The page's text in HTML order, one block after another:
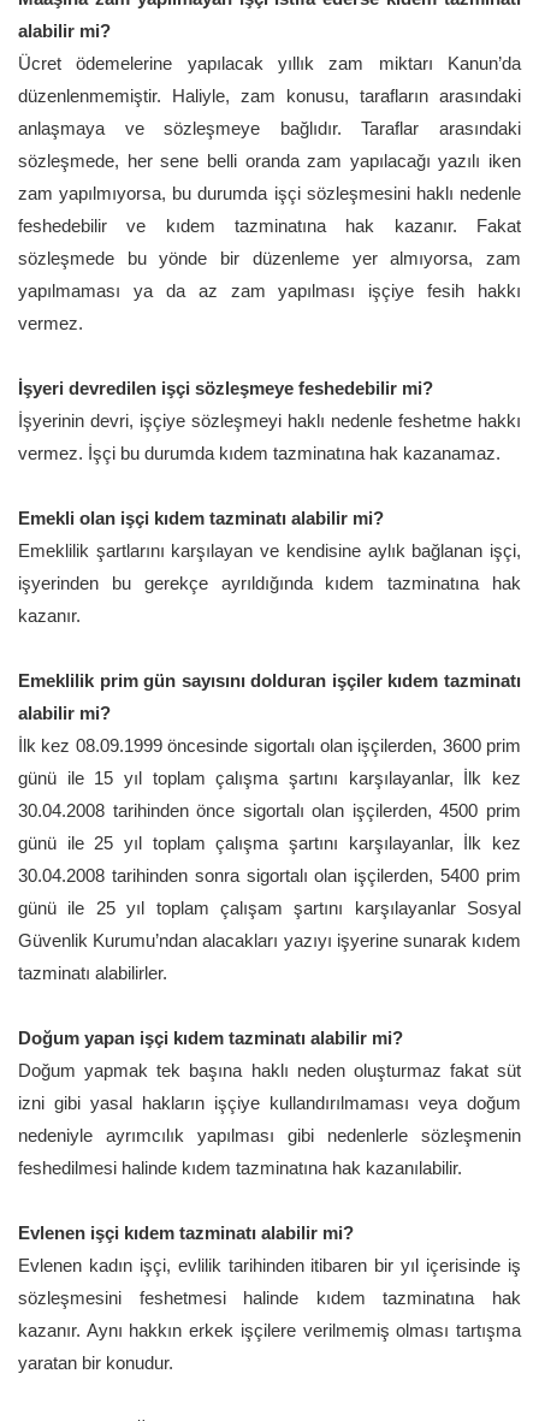
alabilir mi?
Ücret ödemelerine yapılacak yıllık zam miktarı Kanun’da
düzenlenmemiştir. Haliyle, zam konusu, tarafların arasındaki
anlaşmaya ve sözleşmeye bağlıdır. Taraflar arasındaki
sözleşmede, her sene belli oranda zam yapılacağı yazılı iken
zam yapılmıyorsa, bu durumda işçi sözleşmesini haklı nedenle
feshedebilir ve kıdem tazminatına hak kazanır. Fakat
sözleşmede bu yönde bir düzenleme yer almıyorsa, zam
yapılmaması ya da az zam yapılması işçiye fesih hakkı
vermez.
İşyeri devredilen işçi sözleşmeye feshedebilir mi?
İşyerinin devri, işçiye sözleşmeyi haklı nedenle feshetme hakkı
vermez. İşçi bu durumda kıdem tazminatına hak kazanamaz.
Emekli olan işçi kıdem tazminatı alabilir mi?
Emeklilik şartlarını karşılayan ve kendisine aylık bağlanan işçi,
işyerinden bu gerekçe ayrıldığında kıdem tazminatına hak
kazanır.
Emeklilik prim gün sayısını dolduran işçiler kıdem tazminatı
alabilir mi?
İlk kez 08.09.1999 öncesinde sigortalı olan işçilerden, 3600 prim
günü ile 15 yıl toplam çalışma şartını karşılayanlar, İlk kez
30.04.2008 tarihinden önce sigortalı olan işçilerden, 4500 prim
günü ile 25 yıl toplam çalışma şartını karşılayanlar, İlk kez
30.04.2008 tarihinden sonra sigortalı olan işçilerden, 5400 prim
günü ile 25 yıl toplam çalışam şartını karşılayanlar Sosyal
Güvenlik Kurumu’ndan alacakları yazıyı işyerine sunarak kıdem
tazminatı alabilirler.
Doğum yapan işçi kıdem tazminatı alabilir mi?
Doğum yapmak tek başına haklı neden oluşturmaz fakat süt
izni gibi yasal hakların işçiye kullandırılmaması veya doğum
nedeniyle ayrımcılık yapılması gibi nedenlerle sözleşmenin
feshedilmesi halinde kıdem tazminatına hak kazanılabilir.
Evlenen işçi kıdem tazminatı alabilir mi?
Evlenen kadın işçi, evlilik tarihinden itibaren bir yıl içerisinde iş
sözleşmesini feshetmesi halinde kıdem tazminatına hak
kazanır. Aynı hakkın erkek işçilere verilmemiş olması tartışma
yaratan bir konudur.